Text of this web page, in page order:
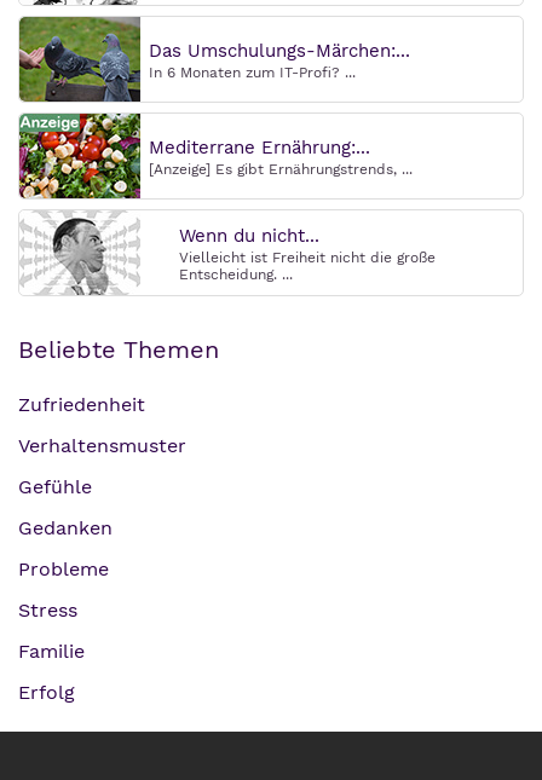
Das Umschulungs-Märchen:...
In 6 Monaten zum IT-Profi? ...
Mediterrane Ernährung:...
[Anzeige] Es gibt Ernährungstrends, ...
Wenn du nicht...
Vielleicht ist Freiheit nicht die große
Entscheidung. ...
Beliebte Themen
Zufriedenheit
Verhaltensmuster
Gefühle
Gedanken
Probleme
Stress
Familie
Erfolg